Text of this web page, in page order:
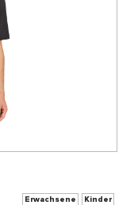
Erwachsene Kinder